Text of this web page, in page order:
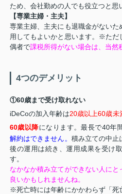
ため、会社勤めの人でも役立つと思
【専業主婦・主夫】
専業主婦、主夫にも退職金がない
用してもよいかと思います。※ただ
偶者で課税所得がない場合は、当然
4つのデメリット
①60歳まで受け取れない
iDeCoの加入年齢は20歳以上60歳未
60歳以降になります。最長で40年
解約はできません。 積み立ての中止
後の運用は続き、運用成果を受け
す。
なかなか積み立てができない人に
良いかもしれませんね。
※死亡時には年齢にかかわらず「死